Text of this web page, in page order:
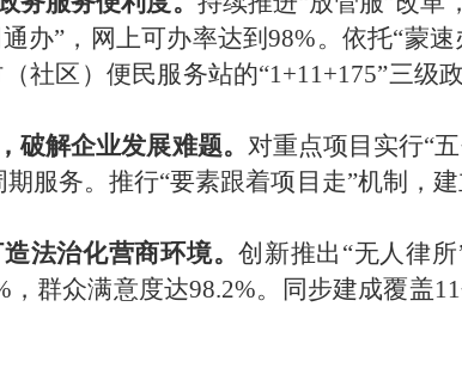
办”，网上可办率达到98%。依托“蒙
社区）便民服务站的“1+11+175”三级
破解企业发展难题。 对重点项目实行“
服务。推行“要素跟着项目走”机制，
法治化营商环境。创新推出 “无人律
，群众满意度达98.2%。同步建成覆盖11